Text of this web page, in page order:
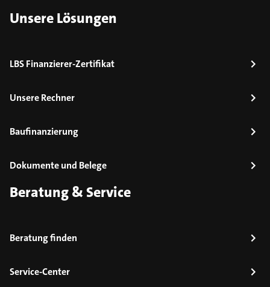
Unsere Lösungen
LBS Finanzierer-Zertifikat
Unsere Rechner
Baufinanzierung
Dokumente und Belege
Beratung & Service
Beratung finden
Service-Center